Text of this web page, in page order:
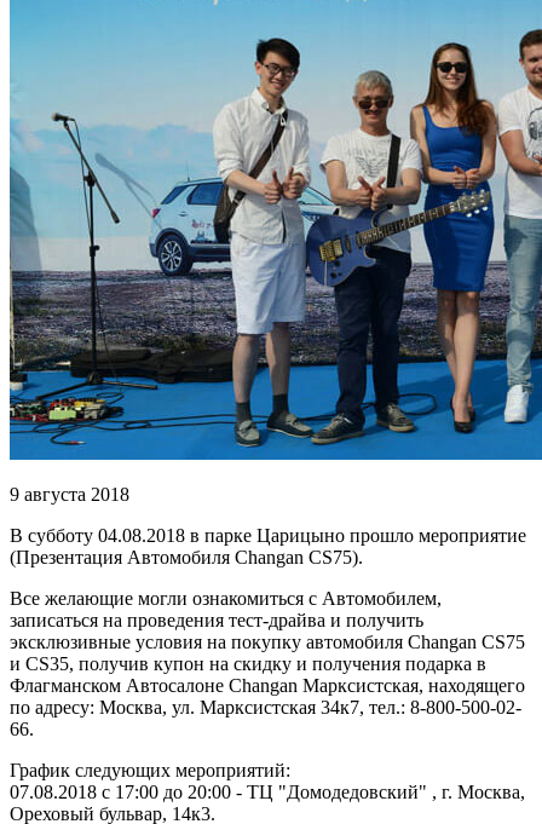
9 августа 2018
В субботу 04.08.2018 в парке Царицыно прошло мероприятие
(Презентация Автомобиля Changan CS75).
Все желающие могли ознакомиться с Автомобилем,
записаться на проведения тест-драйва и получить
эксклюзивные условия на покупку автомобиля Changan CS75
и CS35, получив купон на скидку и получения подарка в
Флагманском Автосалоне Changan Марксистская, находящего
по адресу: Москва, ул. Марксистская 34к7, тел.: 8-800-500-02-
66.
График следующих мероприятий:
07.08.2018 с 17:00 до 20:00 - ТЦ "Домодедовский" , г. Москва,
Ореховый бульвар, 14к3.